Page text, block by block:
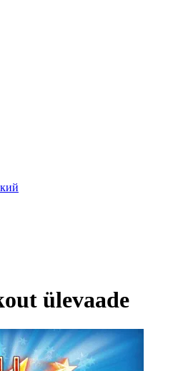
ülevaade